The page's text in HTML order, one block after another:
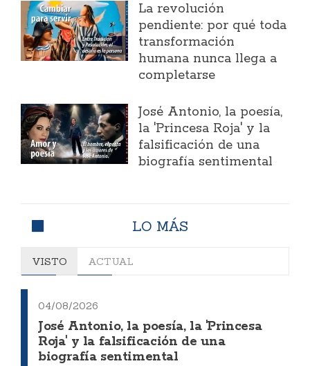
La revolución
pendiente: por qué toda
transformación
humana nunca llega a
completarse
José Antonio, la poesía,
la 'Princesa Roja' y la
falsificación de una
biografía sentimental
LO MÁS
VISTO ACTUAL
04/08/2026
José Antonio, la poesía, la 'Princesa
Roja' y la falsificación de una
biografía sentimental